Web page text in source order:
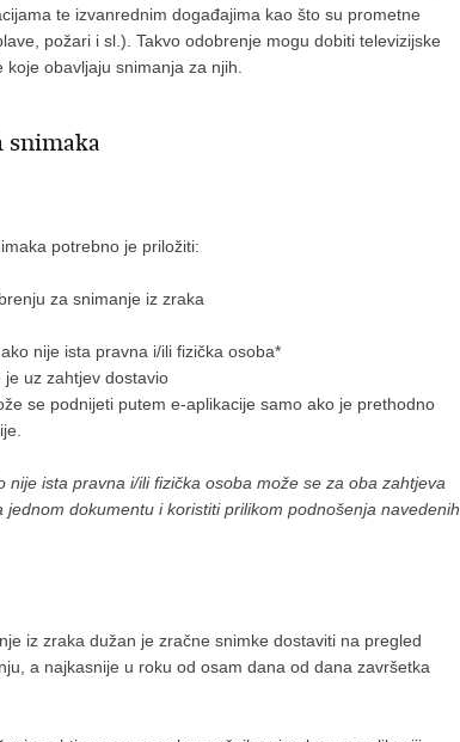
te izvanrednim događajima kao što su prometne
požari i sl.). Takvo odobrenje mogu dobiti televizijske
obavljaju snimanja za njih.
snimaka
potrebno je priložiti:
za snimanje iz zraka
nije ista pravna i/ili fizička osoba*
uz zahtjev dostavio
se podnijeti putem e-aplikacije samo ako je prethodno
ista pravna i/ili fizička osoba može se za oba zahtjeva
dokumentu i koristiti prilikom podnošenja navedenih
iz zraka dužan je zračne snimke dostaviti na pregled
a najkasnije u roku od osam dana od dana završetka